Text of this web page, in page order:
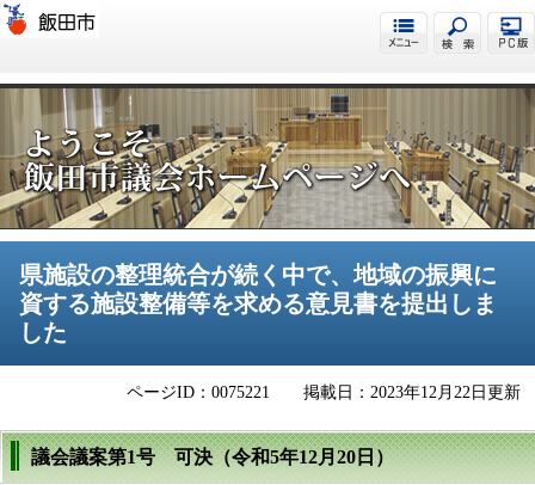
飯田市議会
県施設の整理統合が続く中で、地域の振興に
資する施設整備等を求める意見書を提出しま
した
ページID：0075221 掲載日：2023年12月22日更新
議会議案第1号 可決（令和5年12月20日）